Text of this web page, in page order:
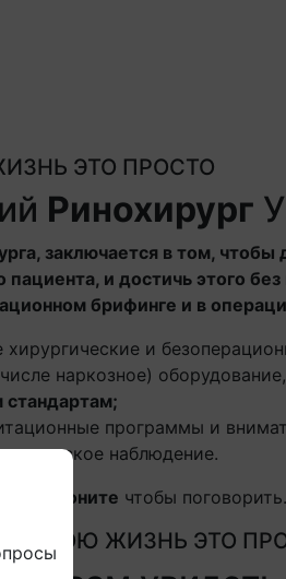
ЭТО ПРОСТО
Ринохирург
заключается в том, чтобы
пациента, и достичь этого
брифинге и в
хирургические и
наркозное)
программы и
наблюдение.
Позвоните чтобы поговорить.
СВОЮ ЖИЗНЬ ЭТО